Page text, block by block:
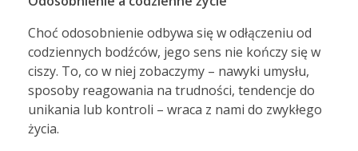
Choć odosobnienie odbywa się w odłączeniu od
codziennych bodźców, jego sens nie kończy się w
ciszy. To, co w niej zobaczymy – nawyki umysłu,
sposoby reagowania na trudności, tendencje do
unikania lub kontroli – wraca z nami do zwykłego
życia.